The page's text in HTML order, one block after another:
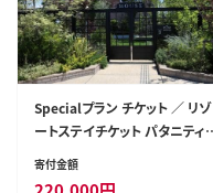
Specialプラン チケット ／ リゾ
ートステイチケット パタニティ・
マタニティハウス 埼玉県
寄付金額